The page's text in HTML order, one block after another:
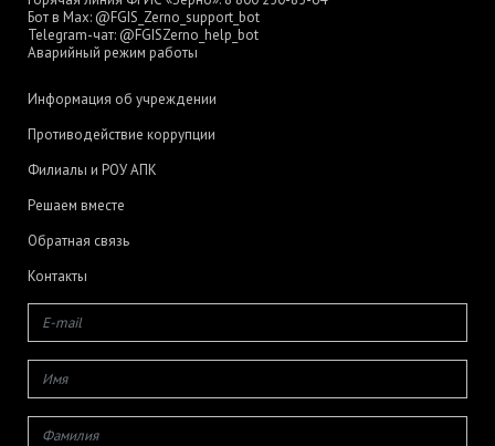
Бот в Max: @FGIS_Zerno_support_bot
Telegram-чат: @FGISZerno_help_bot
Аварийный режим работы
Информация об учреждении
Противодействие коррупции
Филиалы и РОУ АПК
Решаем вместе
Обратная связь
Контакты